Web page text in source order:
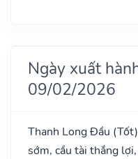
Ngày xuất
09/02/2026
Thanh Long Đầu (Tốt)
sớm, cầu tài thắng